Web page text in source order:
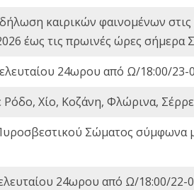
καιρικών φαινομένων στις
έως τις πρωινές ώρες σήμερα
24ωρου από Ω/18:00/
Χίο, Κοζάνη, Φλώρινα,
Σώματος σύμφωνα
24ωρου από Ω/18:00/